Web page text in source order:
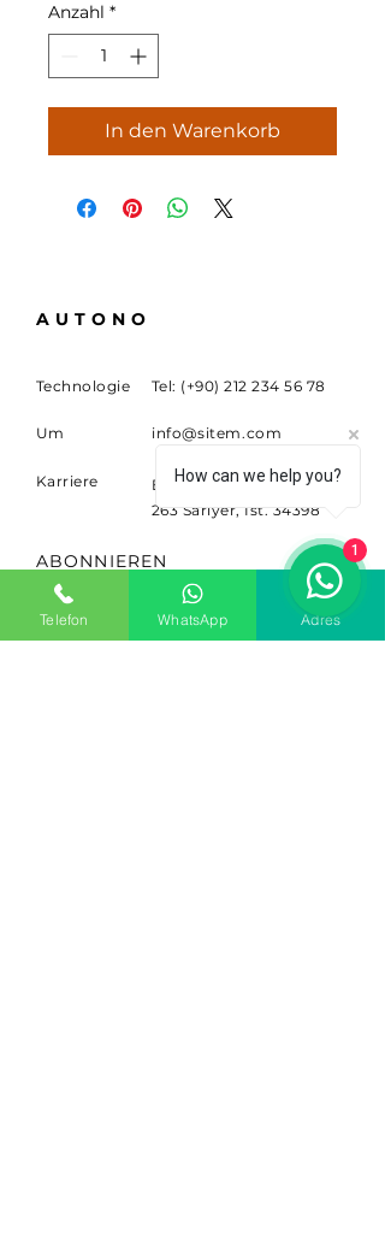
Anzahl *
In den Warenkorb
AUTONO
Technologie Tel: (+90)212 234 56 78
Um info@sitem.com
Karriere
Büyükdere Cad. NEIN.
263 Sariyer, Ist. 34398
ABONNIEREN
Melden Sie sich für
Neuigkeiten und Updates an.
Telefon WhatsApp Adres
How can we help you?
1